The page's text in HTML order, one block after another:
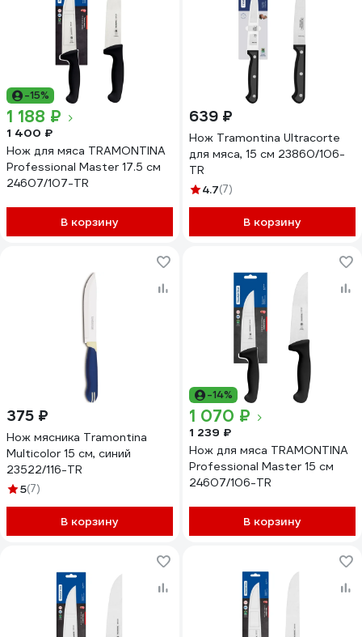
-15%
1 188 ₽
1 400 ₽
Нож для мяса TRAMONTINA
Professional Master 17.5 см
24607/107-TR
В корзину
639 ₽
Нож Tramontina Ultracorte
для мяса, 15 см 23860/106-
TR
4.7(7)
В корзину
375 ₽
Нож мясника Tramontina
Multicolor 15 см, синий
23522/116-TR
5(7)
В корзину
-14%
1 070 ₽
1 239 ₽
Нож для мяса TRAMONTINA
Professional Master 15 см
24607/106-TR
В корзину